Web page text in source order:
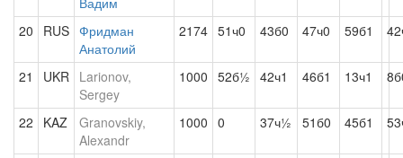
20 RUS Фридман
Анатолий
2174 51ч0 43б0 47ч0 59б1
21 UKR Larionov,
Sergey
1000 52б½ 42ч1 46б1 13ч1
22 KAZ
Granovskiy,
Alexandr
1000 0 37ч½ 51б0 45б1